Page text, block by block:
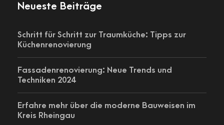
Neueste Beiträge
Schritt für Schritt zur Traumküche: Tipps zur
Küchenrenovierung
Fassadenrenovierung: Neue Trends und
Techniken 2024
Erfahre mehr über die moderne Bauweisen im
Kreis Rheingau